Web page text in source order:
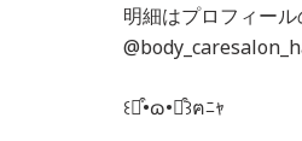
明細はプロフィー
꒰⌯͒•ɷ•⌯͒꒱ฅﾆｬ